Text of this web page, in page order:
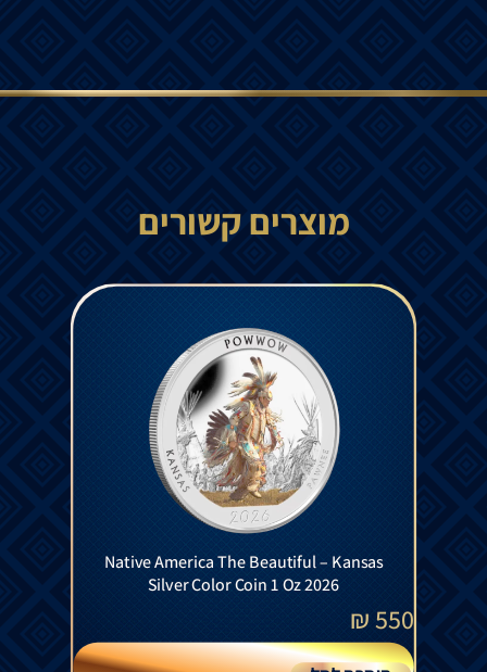
מוצרים קשורים
Native America The Beautiful – Kansas
Silver Color Coin 1 Oz 2026
550
₪